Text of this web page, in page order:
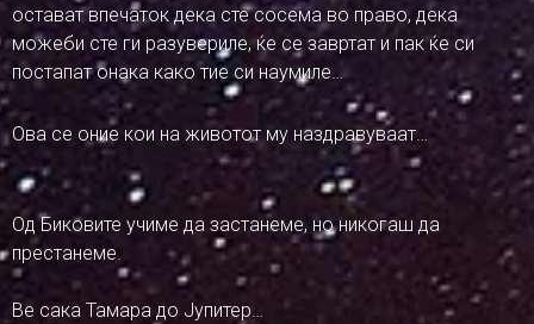
остават впечаток дека сте сосема во право, дека
можеби сте ги разувериле, ќе се завртат и пак ќе си
постапат онака како тие си наумиле…
Ова се оние кои на животот му наздравуваат…
Од Биковите учиме да застанеме, но никогаш да
престанеме.
Ве сака Тамара до Јупитер…